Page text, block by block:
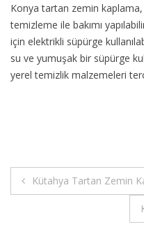
Konya tartan zemin
temizleme ile bakımı
için elektrikli süpürge
su ve yumuşak bir süpürge
yerel temizlik malzemeleri
Yazı
Kütahya Tartan Zemin